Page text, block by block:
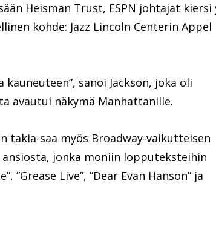
Heisman Trust, ESPN johtajat kiersi
kohde: Jazz Lincoln Centerin Appel
sanoi Jackson, joka oli
avautui näkymä Manhattanille.
takia-saa myös Broadway-vaikutteisen
jonka moniin lopputeksteihin
”Grease Live”, ”Dear Evan Hanson” ja